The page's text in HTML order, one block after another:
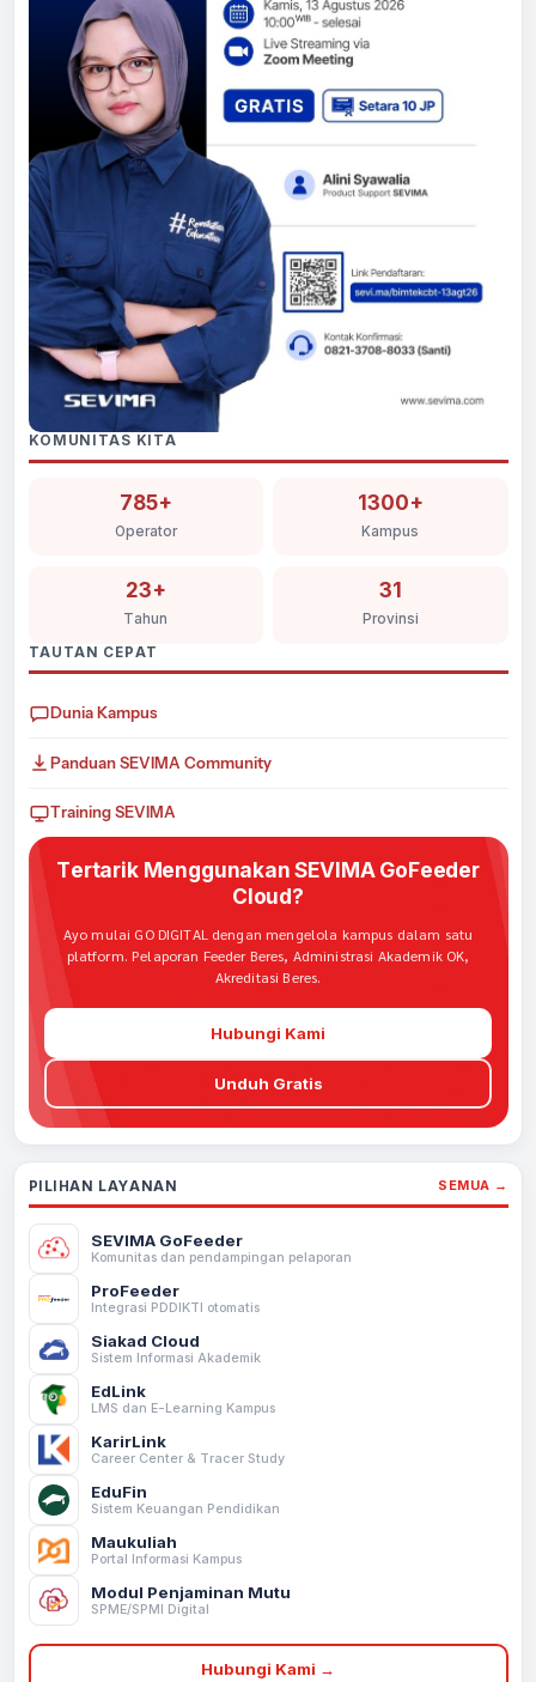
KOMUNITAS KITA
785+
Operator
1300+
Kampus
23+
Tahun
31
Provinsi
TAUTAN CEPAT
Dunia Kampus
Panduan SEVIMA Community
Training SEVIMA
Tertarik Menggunakan SEVIMA GoFeeder
Cloud?
Ayo mulai GO DIGITAL dengan mengelola kampus dalam satu
platform. Pelaporan Feeder Beres, Administrasi Akademik OK,
Akreditasi Beres.
Hubungi Kami
Unduh Gratis
PILIHAN LAYANAN SEMUA →
SEVIMA GoFeeder
Komunitas dan pendampingan pelaporan
ProFeeder
Integrasi PDDIKTI otomatis
Siakad Cloud
Sistem Informasi Akademik
EdLink
LMS dan E-Learning Kampus
KarirLink
Career Center & Tracer Study
EduFin
Sistem Keuangan Pendidikan
Maukuliah
Portal Informasi Kampus
Modul Penjaminan Mutu
SPME/SPMI Digital
Hubungi Kami →